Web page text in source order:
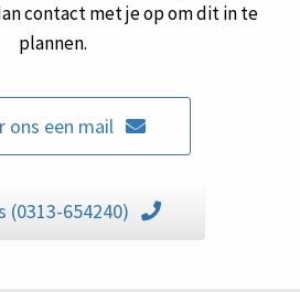
contact met je op om dit in te
plannen.
ons een mail
(0313-654240)